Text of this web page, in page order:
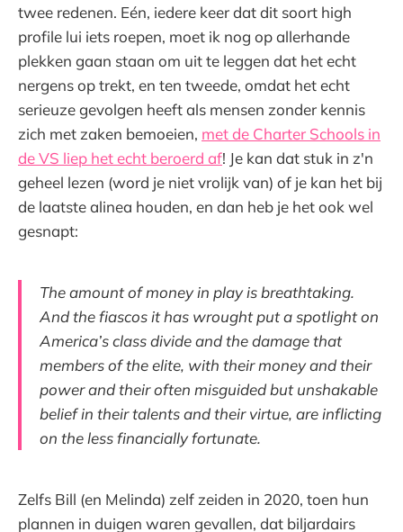
twee redenen. Eén, iedere keer dat dit soort high
profile lui iets roepen, moet ik nog op allerhande
plekken gaan staan om uit te leggen dat het echt
nergens op trekt, en ten tweede, omdat het echt
serieuze gevolgen heeft als mensen zonder kennis
zich met zaken bemoeien, met de Charter Schools in
de VS liep het echt beroerd af! Je kan dat stuk in z'n
geheel lezen (word je niet vrolijk van) of je kan het bij
de laatste alinea houden, en dan heb je het ook wel
gesnapt:
The amount of money in play is breathtaking.
And the fiascos it has wrought put a spotlight on
America’s class divide and the damage that
members of the elite, with their money and their
power and their often misguided but unshakable
belief in their talents and their virtue, are inflicting
on the less financially fortunate.
Zelfs Bill (en Melinda) zelf zeiden in 2020, toen hun
plannen in duigen waren gevallen, dat biljardairs